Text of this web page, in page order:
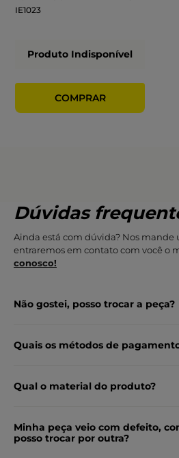
IE1023
Produto Indisponível
Dúvidas
Ainda está com dúvida? Nos mande
entraremos em contato com você o
conosco!
Não gostei, posso trocar a peça?
Quais os métodos de
Qual o material do produto?
Minha peça veio com defeito,
posso trocar por outra?